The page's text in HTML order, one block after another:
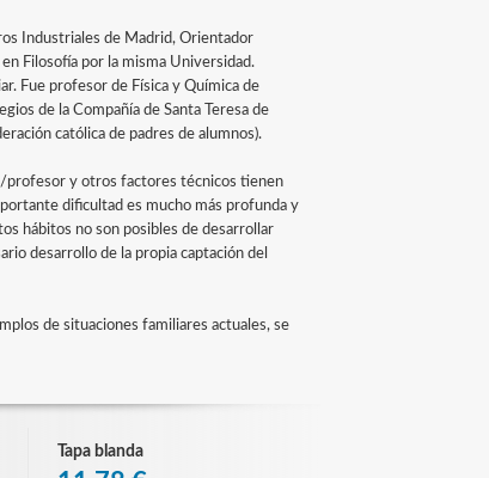
Industriales de Madrid, Orientador
Filosofía por la misma Universidad.
Fue profesor de Física y Química de
de la Compañía de Santa Teresa de
católica de padres de alumnos).
profesor y otros factores técnicos tienen
dificultad es mucho más profunda y
hábitos no son posibles de desarrollar
desarrollo de la propia captación del
de situaciones familiares actuales, se
Tapa blanda